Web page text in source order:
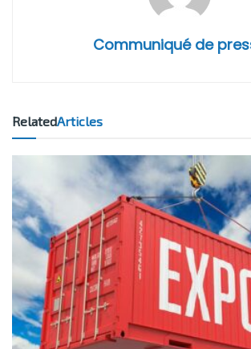
Communiqué de
RelatedArticles